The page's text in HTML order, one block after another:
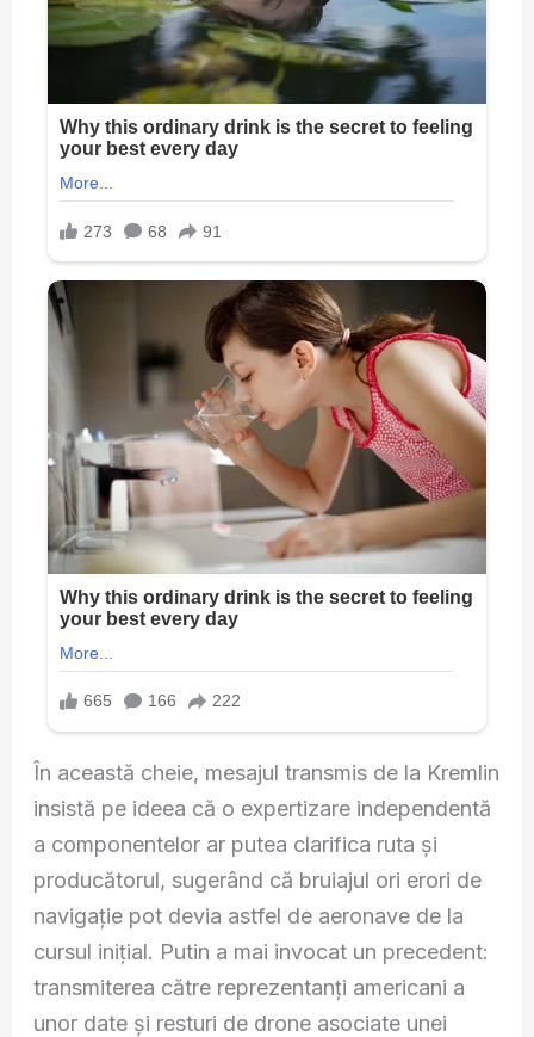
În această cheie, mesajul transmis de la Kremlin
insistă pe ideea că o expertizare independentă
a componentelor ar putea clarifica ruta și
producătorul, sugerând că bruiajul ori erori de
navigație pot devia astfel de aeronave de la
cursul inițial. Putin a mai invocat un precedent:
transmiterea către reprezentanți americani a
unor date și resturi de drone asociate unei